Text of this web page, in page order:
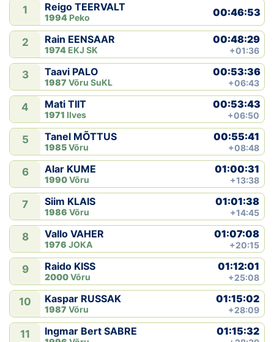
1 Reigo TEERVALT
1994 Peko 00:46:53
2 Rain EENSAAR
1974 EKJ SK
00:48:29
+01:36
3 Taavi PALO
1987 Võru SuKL
00:53:36
+06:43
4 Mati TIIT
1971 Ilves
00:53:43
+06:50
5 Tanel MÕTTUS
1985Võru
00:55:41
+08:48
6 Alar KUME
1990Võru
01:00:31
+13:38
7 Siim KLAIS
1986 Võru
01:01:38
+14:45
8 Vallo VAHER
1976 JOKA
01:07:08
+20:15
9 Raido KISS
2000Võru
01:12:01
+25:08
10 Kaspar RUSSAK
1987 Võru
01:15:02
+28:09
11 Ingmar Bert SABRE 01:15:32